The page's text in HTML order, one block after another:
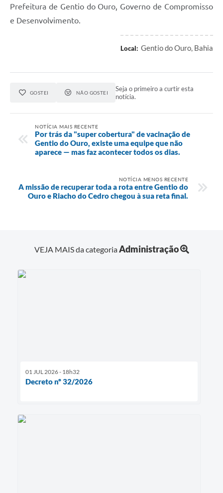
Prefeitura de Gentio do Ouro, Governo de Compromisso
e Desenvolvimento.
Local: Gentio do Ouro, Bahia
GOSTEI NÃO GOSTEI
Seja o primeiro a curtir esta
notícia.
NOTÍCIA MAIS RECENTE
Por trás da "super cobertura" de vacinação de
Gentio do Ouro, existe uma equipe que não
aparece — mas faz acontecer todos os dias.
NOTÍCIA MENOS RECENTE
A missão de recuperar toda a rota entre Gentio do
Ouro e Riacho do Cedro chegou à sua reta final.
VEJA MAIS da categoriaAdministração
01 JUL 2026 - 18h32
Decreto nº 32/2026